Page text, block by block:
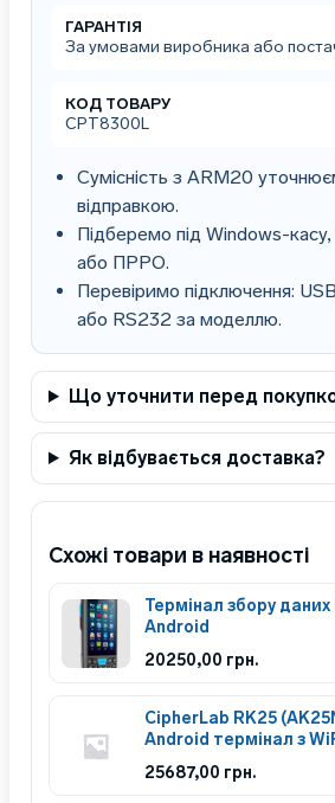
ГАРАНТІЯ
За умовами виробника або
КОД ТОВАРУ
СРТ8300L
Сумісність з ARM20
відправкою.
Підберемо під Windows-
або ПРРО.
Перевіримо підключення:
або RS232 за моделлю.
Що уточнити перед
Як відбувається доставка?
Схожі товари в наявності
Термінал збору даних
Android
20250,00 грн.
CipherLab RK25
Android термінал з
25687,00 грн.